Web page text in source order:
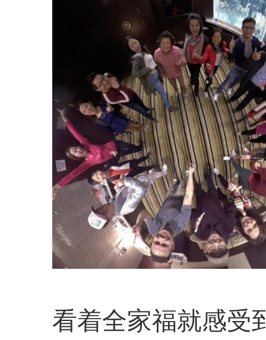
看着全家福就感受